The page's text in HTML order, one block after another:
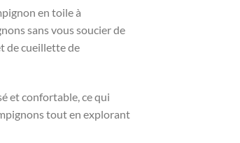
en toile à
sans vous soucier de
de cueillette de
et confortable, ce qui
tout en explorant